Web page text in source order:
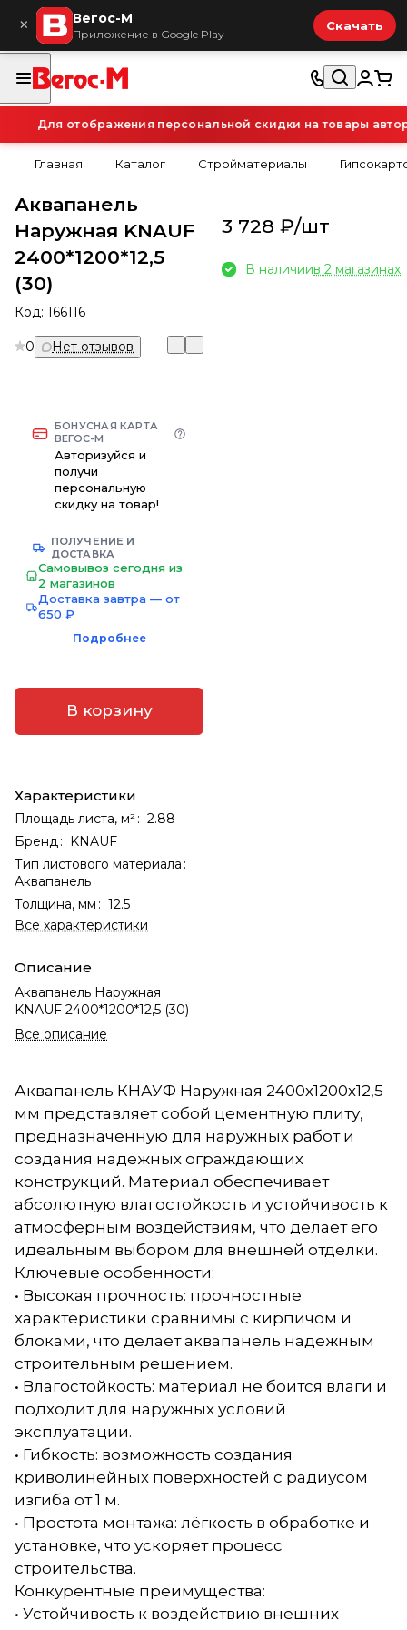
× Вегос-М
Приложение в Google Play
Скачать
Для отображения персональной скидки на товары
Главная Каталог Стройматериалы
Аквапанель
Наружная KNAUF
2400*1200*12,5
(30)
Код: 166116
0 Нет отзывов
БОНУСНАЯ КАРТА
ВЕГОС-М
Авторизуйся и
получи
персональную
скидку на товар!
ПОЛУЧЕНИЕ И
ДОСТАВКА
Самовывоз сегодня из
2 магазинов
Доставка завтра — от
650 ₽
Подробнее
В корзину
Характеристики
Площадь листа, м²: 2.88
Бренд : KNAUF
Тип листового материала :
Аквапанель
Толщина, мм : 12.5
Все характеристики
Описание
Аквапанель Наружная
KNAUF 2400*1200*12,5 (30)
Все описание
3 728 ₽/шт
В наличиив 2 магазинах
Аквапанель КНАУФ Наружная 2400х1200х12,5
мм представляет собой цементную плиту,
предназначенную для наружных работ и
создания надежных ограждающих
конструкций. Материал обеспечивает
абсолютную влагостойкость и устойчивость к
атмосферным воздействиям, что делает его
идеальным выбором для внешней отделки.
Ключевые особенности:
• Высокая прочность: прочностные
характеристики сравнимы с кирпичом и
блоками, что делает аквапанель надежным
строительным решением.
• Влагостойкость: материал не боится влаги и
подходит для наружных условий
эксплуатации.
• Гибкость: возможность создания
криволинейных поверхностей с радиусом
изгиба от 1 м.
• Простота монтажа: лёгкость в обработке и
установке, что ускоряет процесс
строительства.
Конкурентные преимущества:
• Устойчивость к воздействию внешних